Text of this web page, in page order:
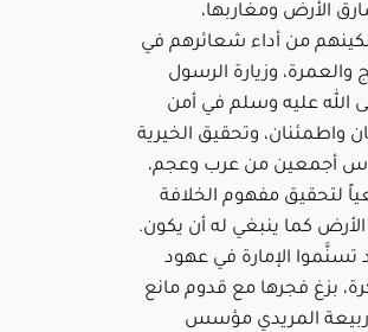
الأرض ومغاربها،
من أداء شعائرهم في
والعمرة، وزيارة الرسول
الله عليه وسلم في أمن
واطمئنان، وتحقيق الخيرية
أجمعين من عرب وعجم،
لتحقيق مفهوم الخلافة
كما ينبغي له أن يكون.
تسنَّموا الإمارة في عهود
بزغ فجرها مع قدوم مانع
المريدي مؤسس